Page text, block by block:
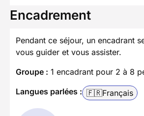
Encadrement
Pendant ce séjour, un encadrant
vous guider et vous assister.
Groupe : 1 encadrant pour 2 à 8
Langues parlées : 🇫🇷Français